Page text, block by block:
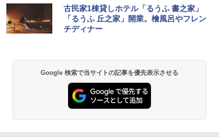
D40 地球の歩き方 チェンマイ タイ北部の魅
力的な町 2026～2027 地球の歩き方D アジア
￥2,079
球の歩き方A ヨーロッパ
￥2,479
[キャンパーズコレクション 山善] ポップアッ
プテント 傘みたいに広げて畳める パッとサ
ッとサンシェード キューブ フルクローズ メ
ッシュ 簡単設置 ワンタッチテント キャンプ
PYKES PEAK (パイクスピーク) 着替えテン
ト プライバシー テント 【中が透けない】 1
人用 折りたたみ 防災グッズ 災害用トイレ ビ
ーチ ピクニック ポップアップテント 携帯 簡
GRANDOOR ステンレス保冷剤 2個セット 2
026リニューアル 急速冷凍 空間倍増 衛生的
コンパクト 保冷力長持ち
USB充電式 高精度 超長距離照射 長時間使用
可能 安全ロック付き 高安全性 金属製耐久 コ
ンパクト多機能設計 持ち運び便利 アウトド
ア/オフィス/教育現場/展示会用 緑
古民家1棟貸しホテル「るうふ 書之家」
「るうふ 丘之家」開業。檜風呂やフレン
チディナー
Google 検索で当サイトの記事を優先表示させる